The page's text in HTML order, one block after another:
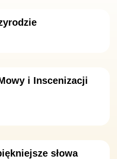
i Inscenizacji
słowa